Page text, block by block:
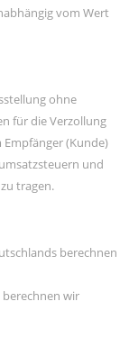
vom Wert
ohne
für die Verzollung
(Kunde)
und
tragen.
berechnen
berechnen wir